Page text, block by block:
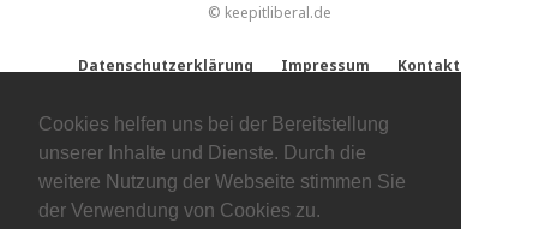
Cookies helfen uns bei der Bereitstellung
unserer Inhalte und Dienste. Durch die
weitere Nutzung der Webseite stimmen Sie
der Verwendung von Cookies zu.
© keepitliberal.de
Datenschutzerklärung Impressum Kontakt